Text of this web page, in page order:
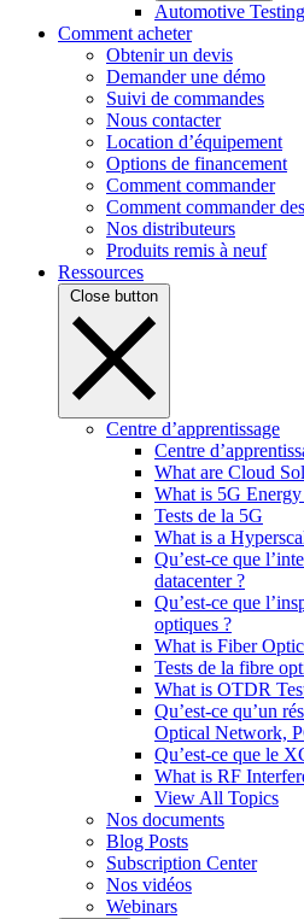
Automotive Testing
Comment acheter
Obtenir un devis
Demander une démo
Suivi de commandes
Nous contacter
Location d’équipement
Options de financement
Comment commander
Comment commander
Nos distributeurs
Produits remis à neuf
Ressources
Close button
Centre d’apprentissage
Centre
What are Cloud
What is 5G
Tests de la 5G
What is a
Qu’est-ce que
datacenter ?
Qu’est-ce que
optiques ?
What is Fiber
Tests de la fibre
What is OTDR
Qu’est-ce qu’un
Optical Network,
Qu’est-ce que le
What is RF
View All Topics
Nos documents
Blog Posts
Subscription Center
Nos vidéos
Webinars